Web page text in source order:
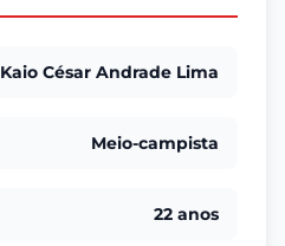
Kaio César Andrade Lima
Meio-campista
22 anos